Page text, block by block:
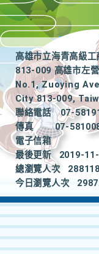
高雄市立海青高級工
813-009 高雄市左
No.1, Zuoying
City 813-009,
聯絡電話
07-
傳真
07-
電子信箱
最後更新
2019-
總瀏覽人次
今日瀏覽人次